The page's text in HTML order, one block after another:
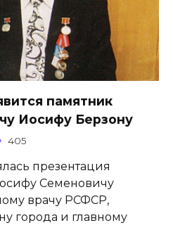
памятник
Иосифу Берзону
405
презентация
Семеновичу
врачу РСФСР,
города и главному